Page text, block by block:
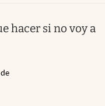
hacer si no voy a